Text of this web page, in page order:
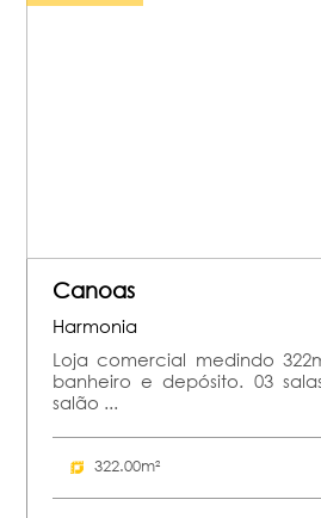
Canoas
Harmonia
Loja comercial medindo
banheiro e depósito. 03
salão ...
322.00m²